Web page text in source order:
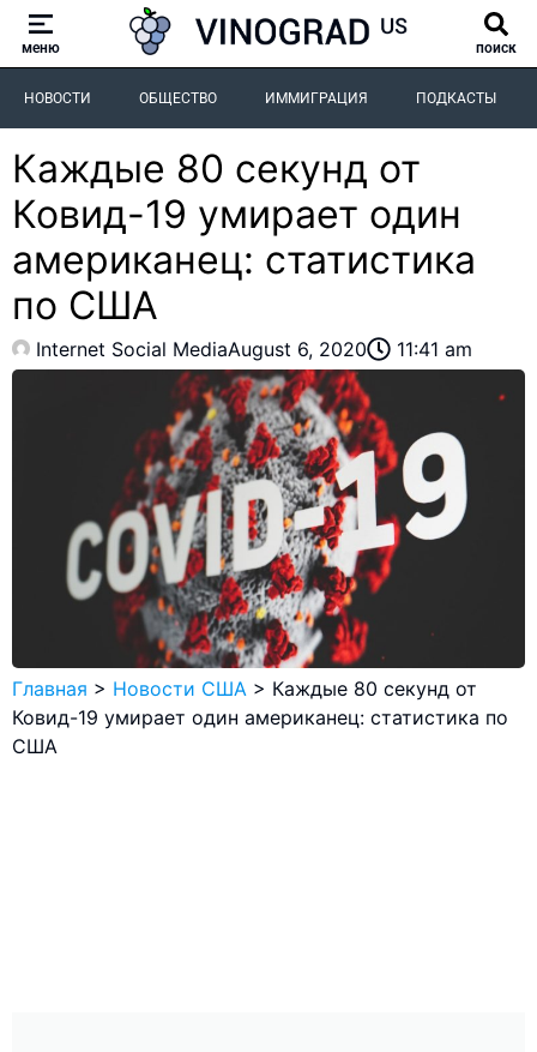
меню поиск
НОВОСТИ ОБЩЕСТВО ИММИГРАЦИЯ ПОДКАСТЫ
Каждые 80 секунд от
Ковид-19 умирает один
американец: статистика
по США
Internet Social MediaAugust 6, 2020 11:41 am
Главная > Новости США > Каждые 80 секунд от
Ковид-19 умирает один американец: статистика по
США